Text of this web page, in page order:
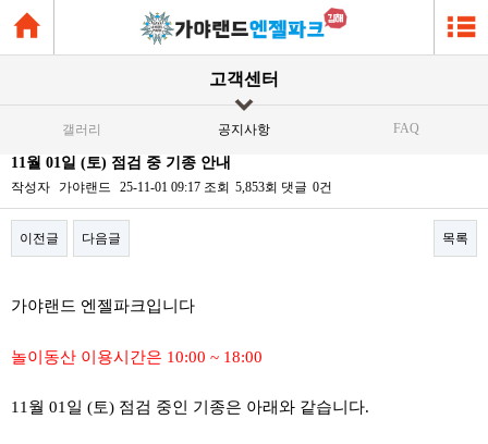
고객센터
갤러리 공지사항 FAQ
11월 01일 (토) 점검 중 기종 안내
작성자 가야랜드 25-11-01 09:17 조회 5,853회 댓글 0건
이전글 다음글 목록
가야랜드 엔젤파크입니다
놀이동산 이용시간은 10:00 ~ 18:00
11월 01일 (토) 점검 중인 기종은 아래와 같습니다.